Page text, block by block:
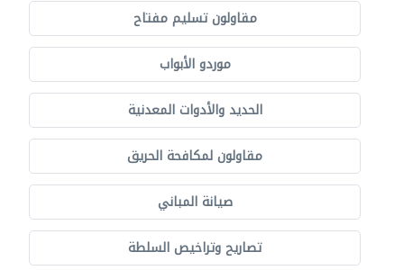
مقاولون تسليم مفتاح
موردو الأبواب
الحديد والأدوات المعدنية
مقاولون لمكافحة الحريق
صيانة المباني
تصاريح وتراخيص السلطة